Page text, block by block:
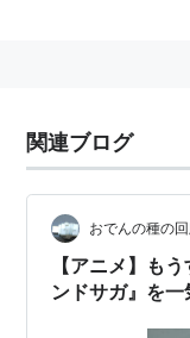
関連ブログ
おでんの種の
【アニメ】も
ンドサガ』を